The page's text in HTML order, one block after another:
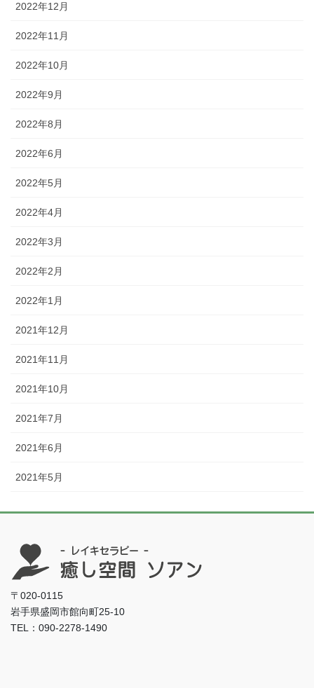
2022年12月
2022年11月
2022年10月
2022年9月
2022年8月
2022年6月
2022年5月
2022年4月
2022年3月
2022年2月
2022年1月
2021年12月
2021年11月
2021年10月
2021年7月
2021年6月
2021年5月
〒020-0115
岩手県盛岡市館向町25-10
TEL：090-2278-1490